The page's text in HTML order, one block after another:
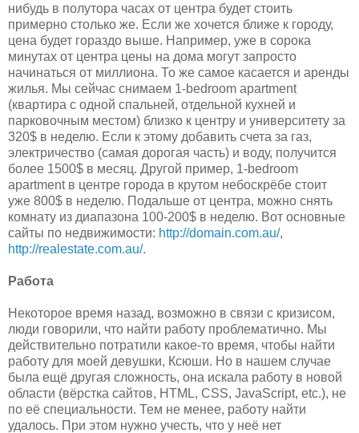
нибудь в полутора часах от центра будет стоить
примерно столько же. Если же хочется ближе к городу,
цена будет гораздо выше. Например, уже в сорока
минутах от центра цены на дома могут запросто
начинаться от миллиона. То же самое касается и аренды
жилья. Мы сейчас снимаем 1-bedroom apartment
(квартира с одной спальней, отдельной кухней и
парковочным местом) близко к центру и университету за
320$ в неделю. Если к этому добавить счета за газ,
электричество (самая дорогая часть) и воду, получится
более 1500$ в месяц. Другой пример, 1-bedroom
apartment в центре города в крутом небоскрёбе стоит
уже 800$ в неделю. Подальше от центра, можно снять
комнату из диапазона 100-200$ в неделю. Вот основные
сайты по недвижимости: http://domain.com.au/,
http://realestate.com.au/.
Работа
Некоторое время назад, возможно в связи с кризисом,
люди говорили, что найти работу проблематично. Мы
действительно потратили какое-то время, чтобы найти
работу для моей девушки, Ксюши. Но в нашем случае
была ещё другая сложность, она искала работу в новой
области (вёрстка сайтов, HTML, CSS, JavaScript, etc.), не
по её специальности. Тем не менее, работу найти
удалось. При этом нужно учесть, что у неё нет